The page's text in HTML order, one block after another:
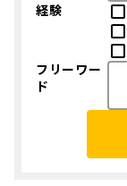
経験
フリーワー
ド